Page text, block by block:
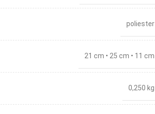
poliester
21 cm • 25 cm • 11 cm
0,250 kg